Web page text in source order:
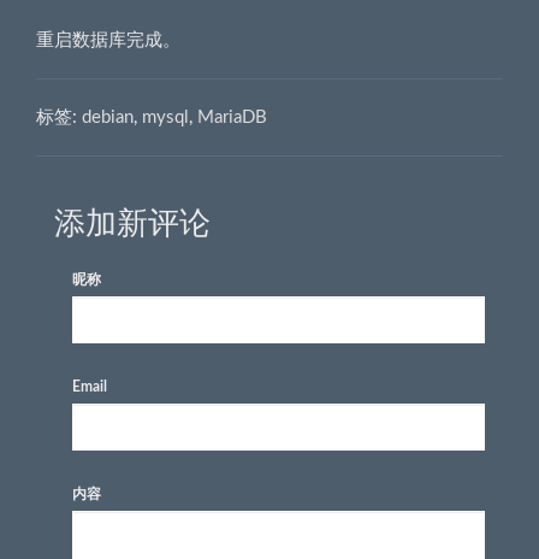
重启数据库完成。
标签: debian, mysql , MariaDB
添加新评论
昵称
Email
内容